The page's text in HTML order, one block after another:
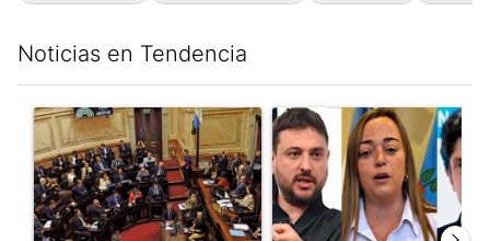
Noticias en Tendencia
Un artículo de tendencia con el título "Qué queda de la ley de
Un artículo de tendencia con